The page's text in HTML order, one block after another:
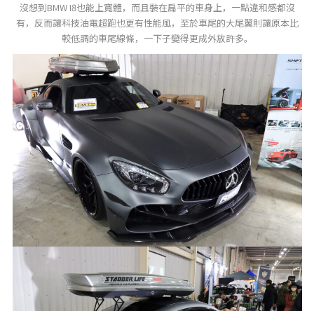
沒想到BMW I8也能上寬體，而且裝在扁平的車身上，一點違和感都沒
有，反而讓科技油電超跑也更有性能風，至於車尾的大尾翼則讓原本比
較低調的車尾線條，一下子變得更成外放許多。